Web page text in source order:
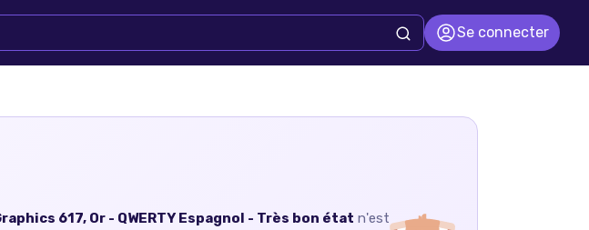
Se connecter
617, Or - QWERTY Espagnol - Très bon état n'est